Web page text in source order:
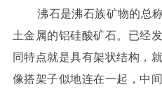
沸石是沸石族矿物的总
土金属的铝硅酸矿石。已经
同特点就是具有架状结构，
像搭架子似地连在一起，中